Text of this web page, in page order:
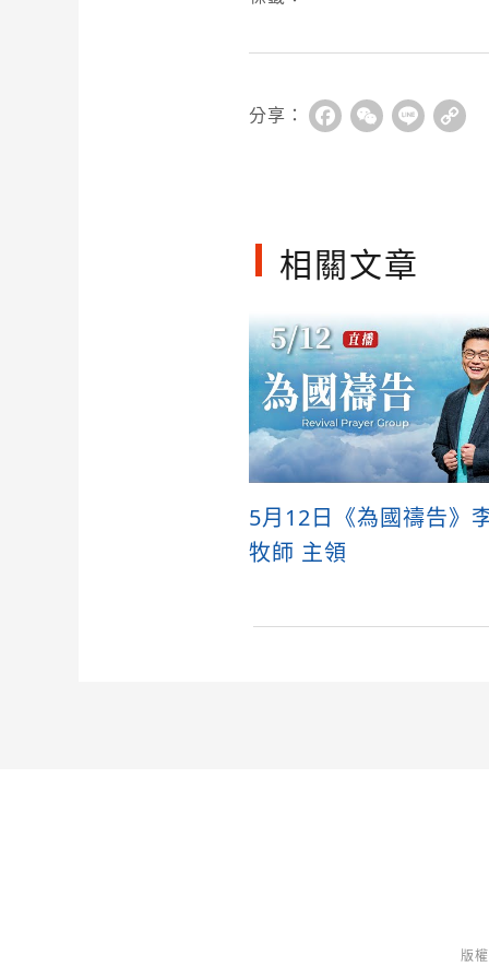
分享： FacebookWeChat
Line
相關文章
5月12日《為國禱告》
牧師 主領
版